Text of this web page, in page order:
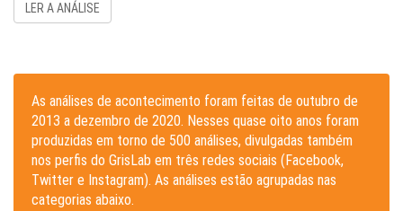
LER A ANÁLISE
As análises de acontecimento foram feitas de outubro de
2013 a dezembro de 2020. Nesses quase oito anos foram
produzidas em torno de 500 análises, divulgadas também
nos perfis do GrisLab em três redes sociais (Facebook,
Twitter e Instagram). As análises estão agrupadas nas
categorias abaixo.